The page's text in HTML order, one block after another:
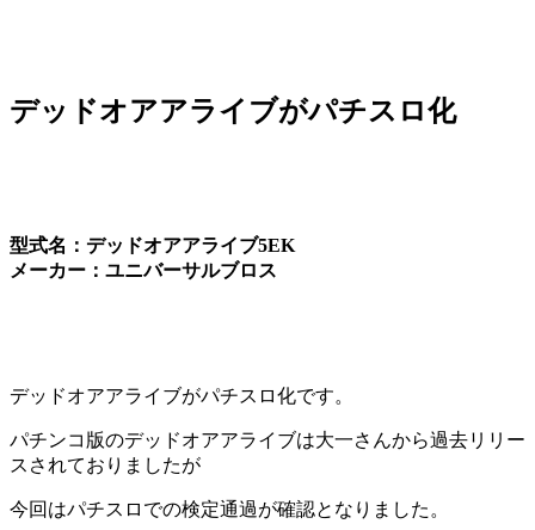
デッドオアアライブがパチスロ化
型式名：デッドオアアライブ5EK
メーカー：ユニバーサルブロス
デッドオアアライブがパチスロ化です。
パチンコ版のデッドオアアライブは大一さんから過去リリー
スされておりましたが
今回はパチスロでの検定通過が確認となりました。